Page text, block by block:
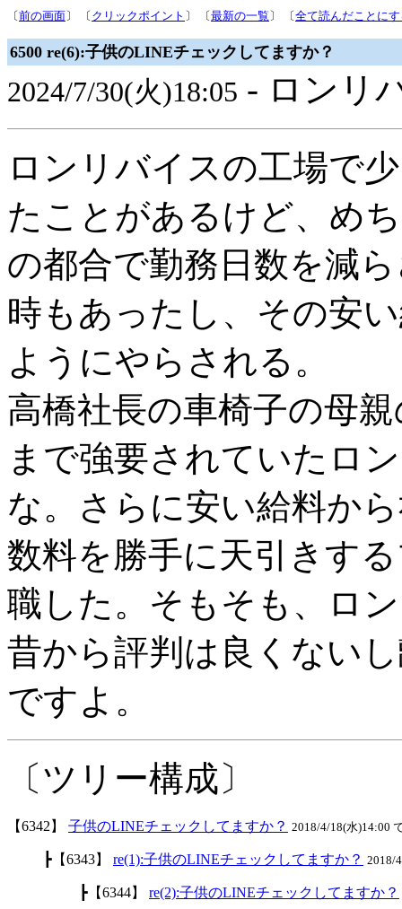
〔前の画面〕 〔 クリックポイント 〕 〔最新の一覧 〕 〔全て読んだことに
6500 re(6):子供のLINEチェックしてますか？
2024/7/30(火)18:05 - ロンリ
ロンリバイスの工場で
たことがあるけど、め
の都合で勤務日数を減
時もあったし、その安
ようにやらされる。
高橋社長の車椅子の母
まで強要されていたロ
な。さらに安い給料か
数料を勝手に天引きす
職した。そもそも、ロ
昔から評判は良くない
ですよ。
〔ツリー構成〕
【6342】 子供のLINEチェックしてますか？ 2018/4/18(水)14:00
┣【6343】 re(1):子供のLINEチェックしてますか？ 2018/
┣【6344】 re(2):子供のLINEチェックしてますか？